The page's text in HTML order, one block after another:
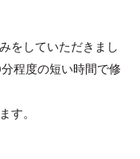
をしていただきまし
程度の短い時間で修
す。